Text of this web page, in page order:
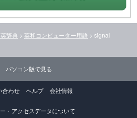
辞典 > 英和コンピューター用語 > signal
パソコン版で見る
合わせ ヘルプ 会社情報
・アクセスデータについて